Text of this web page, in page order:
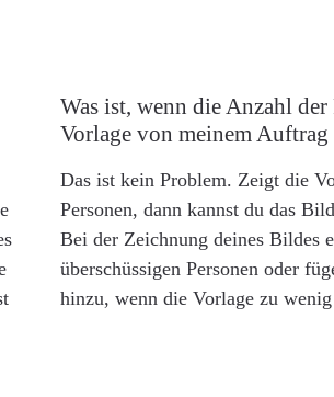
Was ist, wenn die Anzahl der
Vorlage von meinem Auftrag
Das ist kein Problem. Zeigt die
Personen, dann kannst du das
Bei der Zeichnung deines Bildes
überschüssigen Personen oder
hinzu, wenn die Vorlage zu